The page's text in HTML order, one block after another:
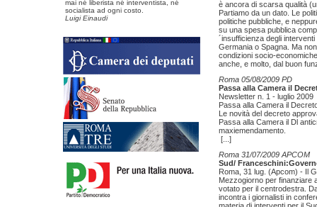
mai né liberista né interventista, né
socialista ad ogni costo.
Luigi Einaudi
è ancora di scarsa qualità
Partiamo da un dato. Le
politiche pubbliche, e
su una spesa pubblica
´insufficienza degli
Germania o Spagna. Ma
condizioni socio-
anche, e molto, dal buon
Roma 05/08/2009 PD
Passa alla Camera il
Newsletter n. 1 - luglio 2009
Passa alla Camera il
Le novità del decreto
Passa alla Camera il Dl
maxiemendamento.
[...]
Roma 31/07/2009 APCOM
Sud/
Roma, 31 lug. (Apcom) - Il
Mezzogiorno per finanziare
votato per il centrodestra.
incontra i giornalisti in